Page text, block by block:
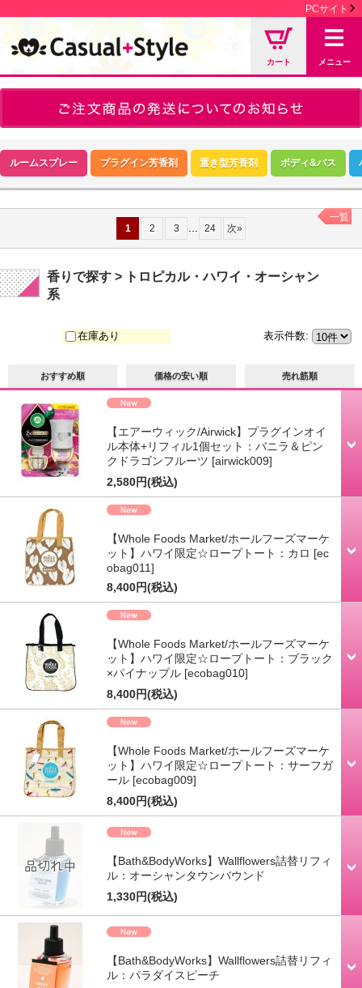
PCサイト
カート メニュー
ルームスプレー プラグイン芳香剤 置き型芳香剤 ボディ&バス
香りで探す > トロピカル・ハワイ・オーシャン
系
一覧
おすすめ順 価格の安い順 売れ筋順
表示件数:
在庫あり
1 2 3 24 次»
【エアーウィック/Airwick】プラグインオイ
ル本体+リフィル1個セット：バニラ＆ピン
クドラゴンフルーツ [airwick009]
2,580円(税込)
【Whole Foods Market/ホールフーズマーケ
ット】ハワイ限定☆ロープトート：カロ [ec
obag011]
8,400円(税込)
【Whole Foods Market/ホールフーズマーケ
ット】ハワイ限定☆ロープトート：ブラック
×パイナップル [ecobag010]
8,400円(税込)
【Whole Foods Market/ホールフーズマーケ
ット】ハワイ限定☆ロープトート：サーフガ
ール [ecobag009]
8,400円(税込)
【Bath&BodyWorks】Wallflowers詰替リフィ
ル：オーシャンタウンバウンド
1,330円(税込)
【Bath&BodyWorks】Wallflowers詰替リフィ
ル：パラダイスピーチ